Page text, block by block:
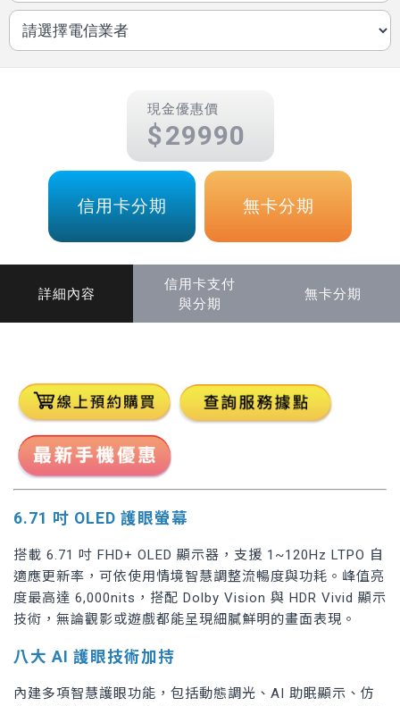
現金優惠價
29990
信用卡分期 無卡分期
詳細內容
信用卡支付
與分期
無卡分期
6.71 吋 OLED 護眼螢幕
搭載 6.71 吋 FHD+ OLED 顯示器，支援 1~120Hz LTPO 自
適應更新率，可依使用情境智慧調整流暢度與功耗。峰值亮
度最高達 6,000nits，搭配 Dolby Vision 與 HDR Vivid 顯示
技術，無論觀影或遊戲都能呈現細膩鮮明的畫面表現。
八大 AI 護眼技術加持
內建多項智慧護眼功能，包括動態調光、AI 助眠顯示、仿